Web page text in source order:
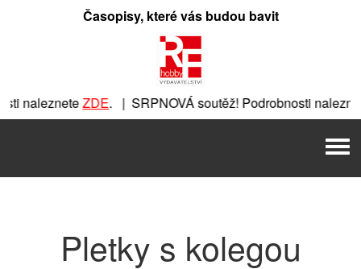
Časopisy, které vás budou bavit
nalezneteZDE. | SRPNOVÁ soutěž! Podrobnosti
. |
Pletky s kolegou